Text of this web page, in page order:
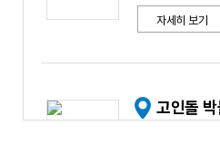
자세히 보기
고인돌